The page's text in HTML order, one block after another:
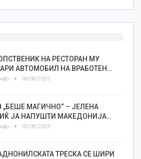
НА РЕСТОРАН МУ
АВТОМОБИЛ НА ВРАБОТЕН…
06/08/2026
„БЕШЕ МАГИЧНО“ – ЈЕЛЕНА
ЈА НАПУШТИ МАКЕДОНИЈА…
05/08/2026
ТРЕСКА СЕ ШИРИ